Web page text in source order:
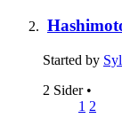
Started by
2 Sider •
1 2